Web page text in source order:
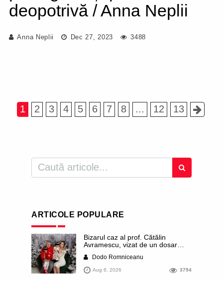
deopotrivă / Anna Neplii
Anna Neplii Dec 27, 2023 3488
1 2 3 4 5 6 7 8 ... 12 13
ARTICOLE POPULARE
Bizarul caz al prof. Cătălin
Avramescu, vizat de un dosar
infantilă”. Miroase a execuție
stalinistă. Cea mai imundă parte a
presei publică inclusiv documente
Dodo Romniceanu
Aug 6, 2026 3794